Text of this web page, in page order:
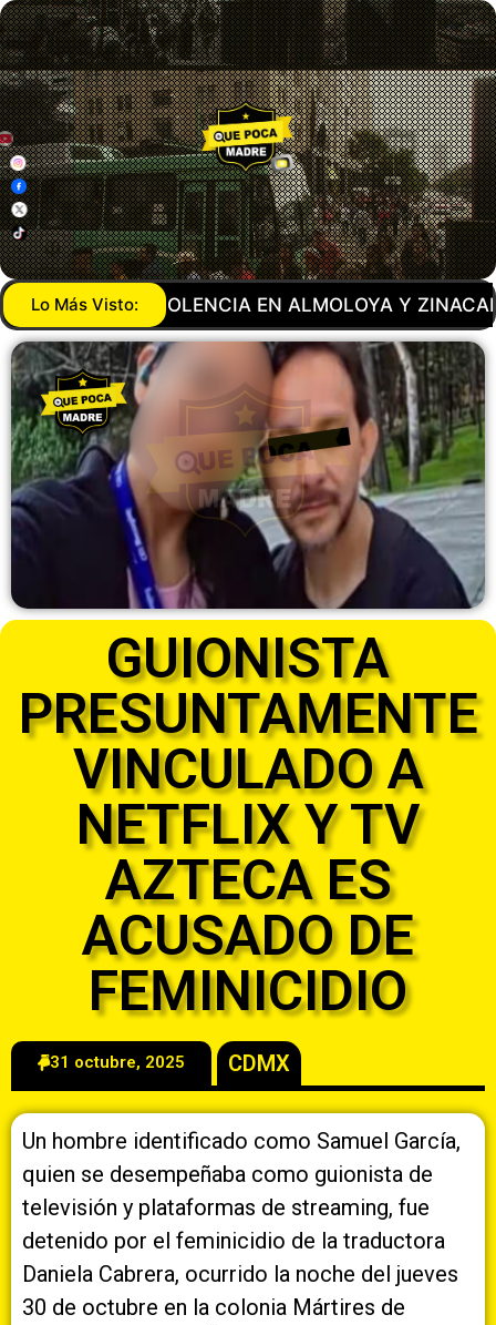
Lo Más Visto:
ALMOLOYA Y ZINACANTEPEC POR ANDAR
GUIONISTA
PRESUNTAMENTE
VINCULADO A
NETFLIX Y TV
AZTECA ES
ACUSADO DE
FEMINICIDIO
31 octubre, 2025 CDMX
Un hombre identificado como Samuel García,
quien se desempeñaba como guionista de
televisión y plataformas de streaming, fue
detenido por el feminicidio de la traductora
Daniela Cabrera, ocurrido la noche del jueves
30 de octubre en la colonia Mártires de